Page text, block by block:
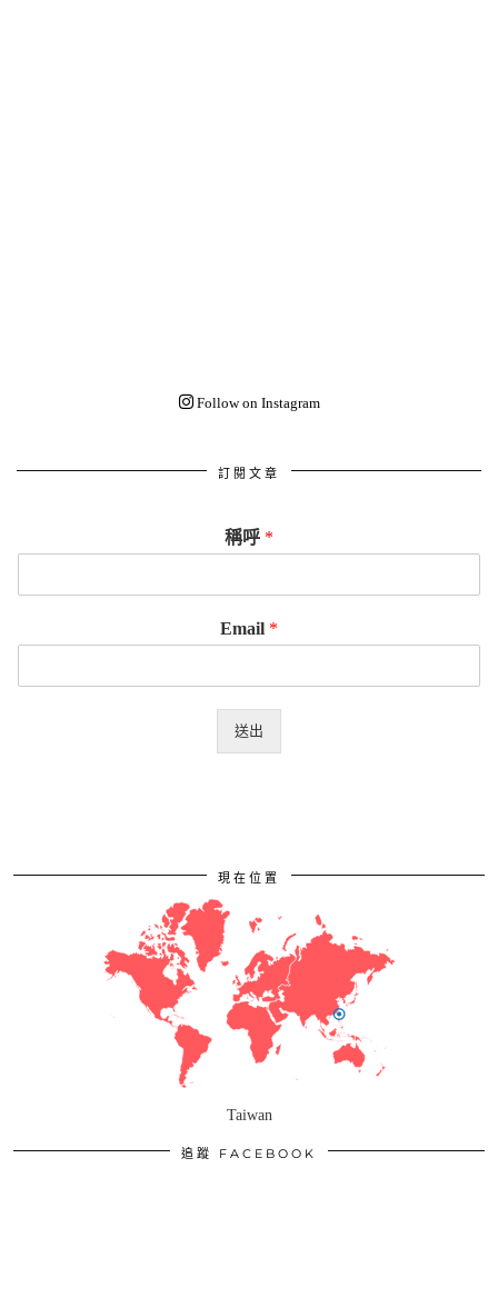
Follow on Instagram
訂閱文章
稱呼 *
Email *
送出
現在位置
Taiwan
追蹤 FACEBOOK